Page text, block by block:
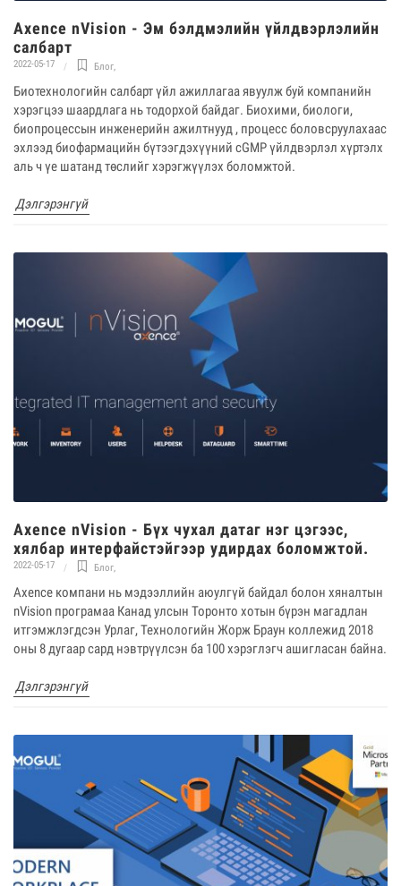
Axence nVision - Эм бэлдмэлийн үйлдвэрлэлийн
салбарт
2022-05-17 Блог,
Биотехнологийн салбарт үйл ажиллагаа явуулж буй компанийн
хэрэгцээ шаардлага нь тодорхой байдаг. Биохими, биологи,
биопроцессын инженерийн ажилтнууд , процесс боловсруулахаас
эхлээд биофармацийн бүтээгдэхүүний cGMP үйлдвэрлэл хүртэлх
аль ч үе шатанд төслийг хэрэгжүүлэх боломжтой.
Дэлгэрэнгүй
Axence nVision - Бүх чухал датаг нэг цэгээс,
хялбар интерфайстэйгээр удирдах боломжтой.
2022-05-17 Блог,
Axence компани нь мэдээллийн аюулгүй байдал болон хяналтын
nVision програмаа Канад улсын Торонто хотын бүрэн магадлан
итгэмжлэгдсэн Урлаг, Технологийн Жорж Браун коллежид 2018
оны 8 дугаар сард нэвтрүүлсэн ба 100 хэрэглэгч ашигласан байна.
Дэлгэрэнгүй